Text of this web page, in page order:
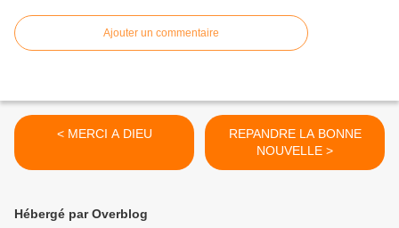
Ajouter un commentaire
< MERCI A DIEU
REPANDRE LA BONNE
NOUVELLE >
Hébergé par Overblog